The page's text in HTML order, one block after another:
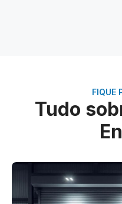
FIQUE
Tudo